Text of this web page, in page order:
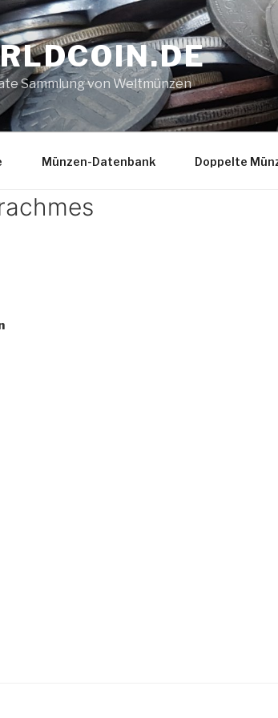
Sammlung von Weltmünzen
Münzen-Datenbank Doppelte